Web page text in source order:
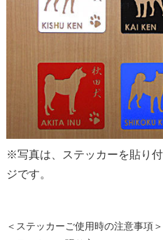
※写真は、ステッカーを貼り
ジです。
＜ステッカーご使用時の注意事項＞